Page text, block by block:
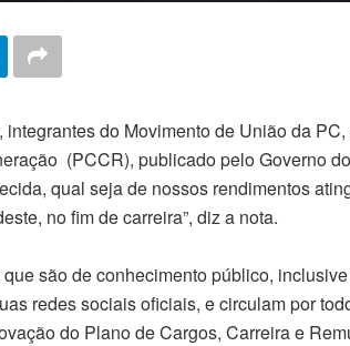
do Movimento de União da
(PCCR), publicado pelo Governo
qual seja de nossos rendimentos
no fim de carreira”, diz a nota.
são de conhecimento público,
redes sociais oficiais, e circulam por
do Plano de Cargos, Carreira e